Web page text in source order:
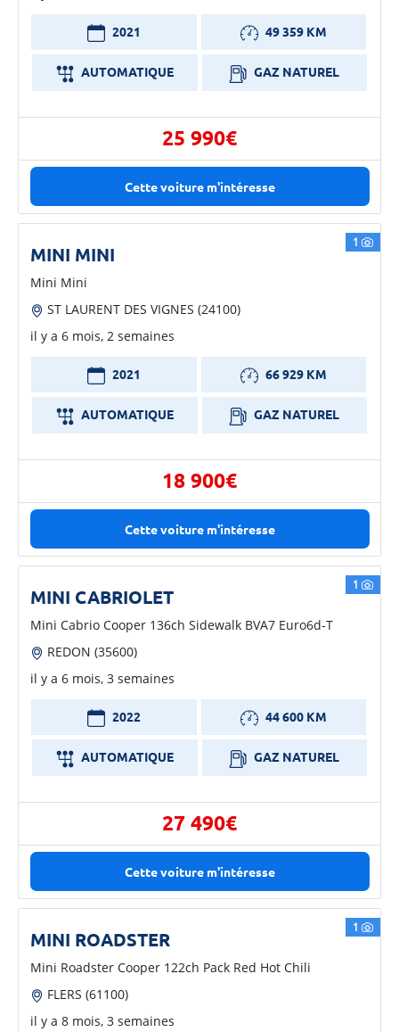
2021 49 359 KM
AUTOMATIQUE GAZ NATUREL
25 990€
Cette voiture m'intéresse
1
MINI MINI
Mini Mini
ST LAURENT DES VIGNES (24100)
il y a 6 mois, 2 semaines
2021 66 929 KM
AUTOMATIQUE GAZ NATUREL
18 900€
Cette voiture m'intéresse
1
MINI CABRIOLET
Mini Cabrio Cooper 136ch Sidewalk BVA7 Euro6d-T
REDON (35600)
il y a 6 mois, 3 semaines
2022 44 600 KM
AUTOMATIQUE GAZ NATUREL
27 490€
Cette voiture m'intéresse
1
MINI ROADSTER
Mini Roadster Cooper 122ch Pack Red Hot Chili
FLERS (61100)
il y a 8 mois, 3 semaines